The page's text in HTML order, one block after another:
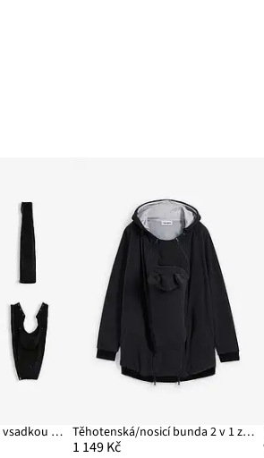
Flísová bunda 4 v 1, se vsadkou na nošení miminka, možnost nošení vpředu i vzadu Těhotenská/nosicí bunda 2 v 1 z flísu
1 149 Kč